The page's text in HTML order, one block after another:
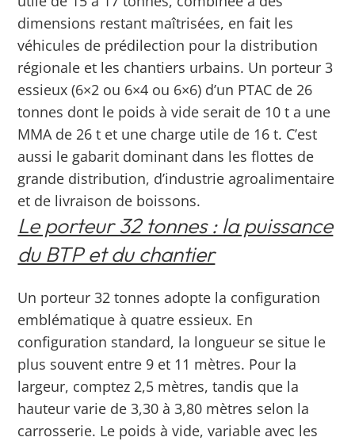
dimensions restant maîtrisées, en fait les
véhicules de prédilection pour la distribution
régionale et les chantiers urbains. Un porteur 3
essieux (6×2 ou 6×4 ou 6×6) d’un PTAC de 26
tonnes dont le poids à vide serait de 10 t a une
MMA de 26 t et une charge utile de 16 t. C’est
aussi le gabarit dominant dans les flottes de
grande distribution, d’industrie agroalimentaire
et de livraison de boissons.
Le porteur 32 tonnes : la puissance
du BTP et du chantier
Un porteur 32 tonnes adopte la configuration
emblématique à quatre essieux. En
configuration standard, la longueur se situe le
plus souvent entre 9 et 11 mètres. Pour la
largeur, comptez 2,5 mètres, tandis que la
hauteur varie de 3,30 à 3,80 mètres selon la
carrosserie. Le poids à vide, variable avec les